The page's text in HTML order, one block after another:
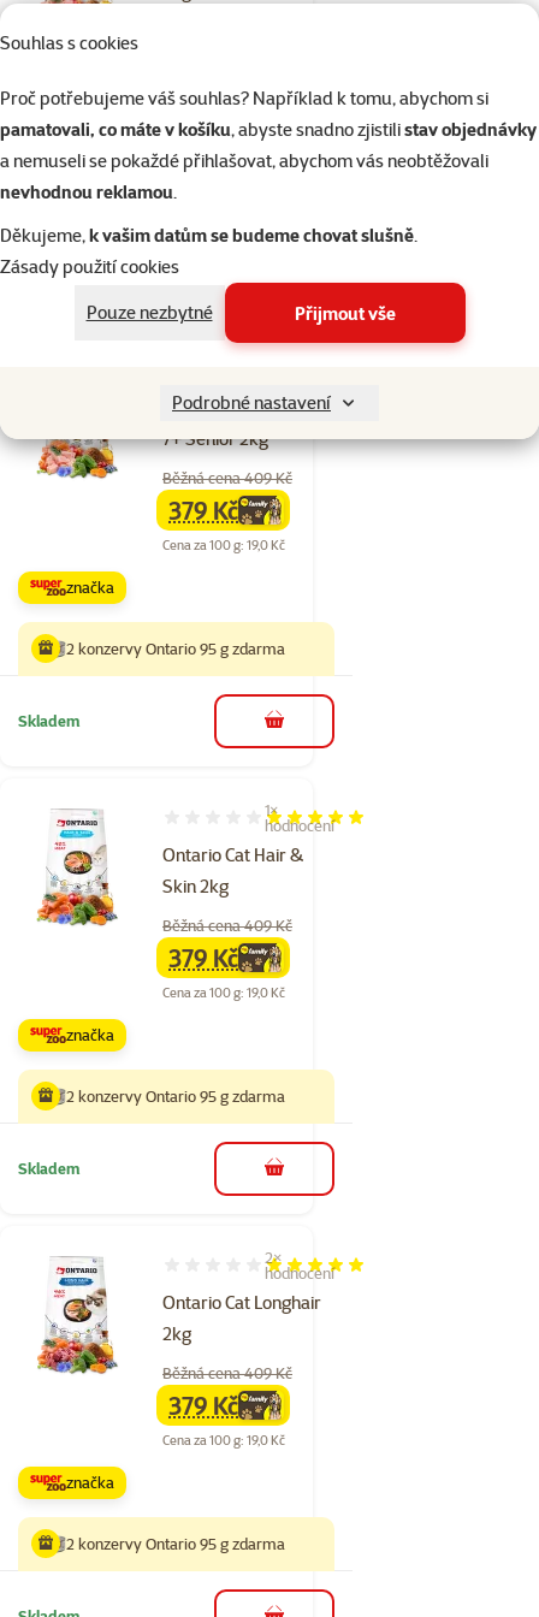
Souhlas s cookies
Proč potřebujeme váš souhlas? Například k tomu, abychom si
pamatovali, co máte v košíku, abyste snadno zjistilistav objednávky
a nemuseli se pokaždé přihlašovat, abychom vás neobtěžovali
nevhodnou reklamou.
Děkujeme,k vašim datům se budeme chovat slušně.
Zásady použití cookies
Pouze nezbytné
Přijmout vše
Podrobné nastavení
Cena za 100 g: 19,0 Kč
značka
2 konzervy Ontario 95 g zdarma
Skladem do košíku
Ontario Cat Sterilised
7+ Senior 2kg
Běžná cena 409 Kč
familycena
379 Kč
Cena za 100 g: 19,0 Kč
značka
2 konzervy Ontario 95 g zdarma
Skladem do košíku
Ontario Cat Hair &
Skin 2kg
Hodnocení 100%, počet hodnocení: 1
1×
hodnocení
Běžná cena 409 Kč
familycena
379 Kč
Cena za 100 g: 19,0 Kč
značka
2 konzervy Ontario 95 g zdarma
Skladem do košíku
Ontario Cat Longhair
2kg
Hodnocení 100%, počet hodnocení: 2
2×
hodnocení
Běžná cena 409 Kč
familycena
379 Kč
Cena za 100 g: 19,0 Kč
značka
2 konzervy Ontario 95 g zdarma